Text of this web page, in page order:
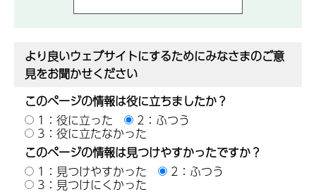
より良いウェブサイトにするためにみなさまのご意
見をお聞かせください
このページの情報は役に立ちましたか？
1：役に立った
2：ふつう
3：役に立たなかった
このページの情報は見つけやすかったですか？
1：見つけやすかった
2：ふつう
3：見つけにくかった